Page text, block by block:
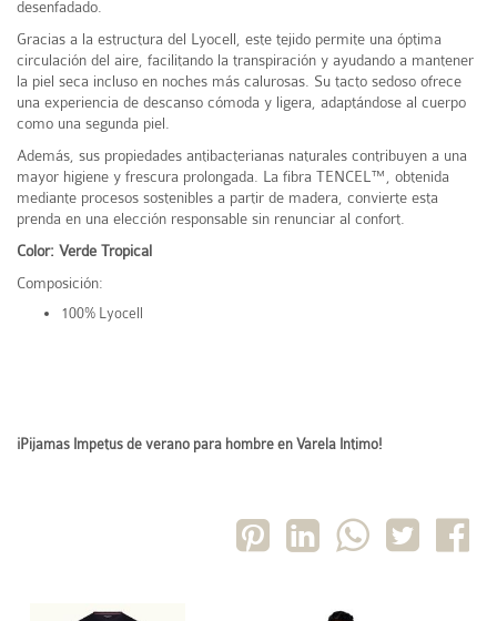
desenfadado.
Gracias a la estructura del Lyocell, este tejido permite una óptima
circulación del aire, facilitando la transpiración y ayudando a mantener
la piel seca incluso en noches más calurosas. Su tacto sedoso ofrece
una experiencia de descanso cómoda y ligera, adaptándose al cuerpo
como una segunda piel.
Además, sus propiedades antibacterianas naturales contribuyen a una
mayor higiene y frescura prolongada. La fibra TENCEL™, obtenida
mediante procesos sostenibles a partir de madera, convierte esta
prenda en una elección responsable sin renunciar al confort.
Color: Verde Tropical
Composición:
100% Lyocell
¡Pijamas Impetus de verano para hombre en Varela Intimo!